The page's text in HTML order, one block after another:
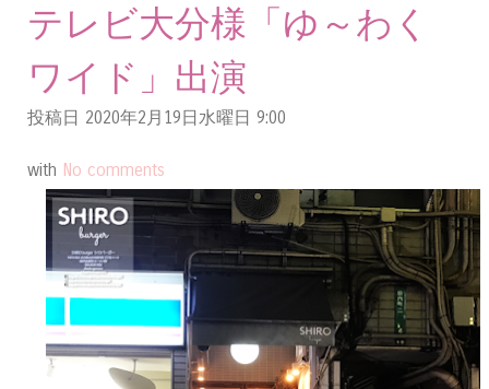
テレビ大分様「ゆ～わく
ワイド」出演
投稿日 2020年2月19日水曜日 9:00
with No comments